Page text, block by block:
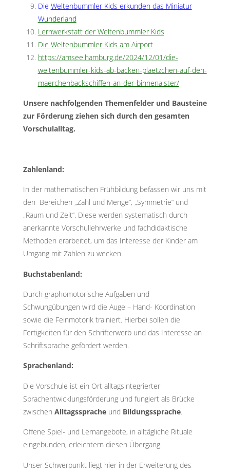
Die Weltenbummler Kids erkunden das Miniatur
Wunderland
Lernwerkstatt der Weltenbummler Kids
Die Weltenbummler Kids am Airport
https://amsee.hamburg.de/2024/12/01/die-
weltenbummler-kids-ab-backen-plaetzchen-auf-den-
maerchenbackschiffen-an-der-binnenalster/
Unsere nachfolgenden Themenfelder und Bausteine
zur Förderung ziehen sich durch den gesamten
Vorschulalltag.
Zahlenland:
In der mathematischen Frühbildung befassen wir uns mit
den Bereichen „Zahl und Menge“, „Symmetrie“ und
„Raum und Zeit“. Diese werden systematisch durch
anerkannte Vorschullehrwerke und fachdidaktische
Methoden erarbeitet, um das Interesse der Kinder am
Umgang mit Zahlen zu wecken.
Buchstabenland:
Durch graphomotorische Aufgaben und
Schwungübungen wird die Auge – Hand- Koordination
sowie die Feinmotorik trainiert. Hierbei sollen die
Fertigkeiten für den Schrifterwerb und das Interesse an
Schriftsprache gefördert werden.
Sprachenland:
Die Vorschule ist ein Ort alltagsintegrierter
Sprachentwicklungsförderung und fungiert als Brücke
zwischen Alltagsspracheund Bildungssprache.
Offene Spiel- und Lernangebote, in alltägliche Rituale
eingebunden, erleichtern diesen Übergang.
Unser Schwerpunkt liegt hier in der Erweiterung des